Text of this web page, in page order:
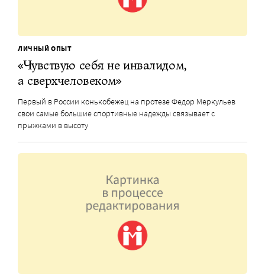
ЛИЧНЫЙ ОПЫТ
«Чувствую себя не инвалидом,
а сверхчеловеком»
Первый в России конькобежец на протезе Федор Меркульев
свои самые большие спортивные надежды связывает с
прыжками в высоту